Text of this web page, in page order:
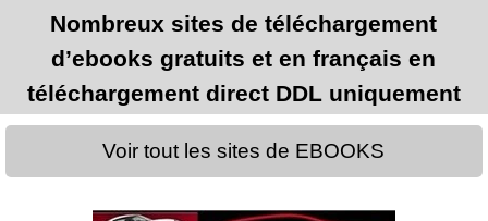
Nombreux sites de téléchargement
d’ebooks gratuits et en français en
téléchargement direct DDL uniquement
Voir tout les sites de EBOOKS